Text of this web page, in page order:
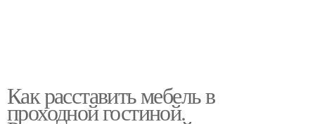
Как расставить мебель в
проходной гостиной.